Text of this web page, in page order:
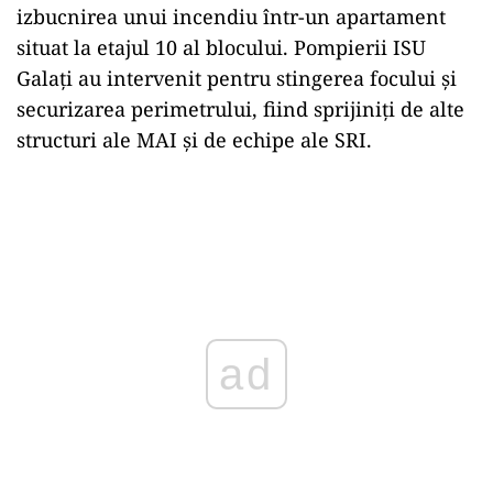
izbucnirea unui incendiu într-un apartament
situat la etajul 10 al blocului. Pompierii ISU
Galați au intervenit pentru stingerea focului și
securizarea perimetrului, fiind sprijiniți de alte
structuri ale MAI și de echipe ale SRI.
ad